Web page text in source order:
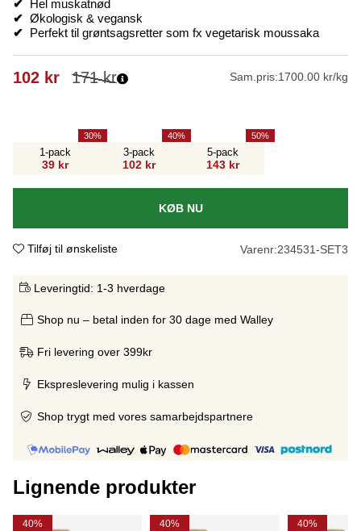
✔ Hel muskatnød
✔ Økologisk & vegansk
✔ Perfekt til grøntsagsretter som fx vegetarisk moussaka
171kr
102 kr Sam.pris:1700.00 kr/kg
1-pack
39 kr
30
3-pack
102 kr
40
5-pack
143 kr
50
KØB NU
Tilføj til ønskeliste Varenr:234531-SET3
Leveringtid: 1-3 hverdage
Shop nu – betal inden for 30 dage med Walley
Fri levering over 399kr
Ekspreslevering mulig i kassen
Shop trygt med vores samarbejdspartnere
Lignende produkter
40% 40% 40%